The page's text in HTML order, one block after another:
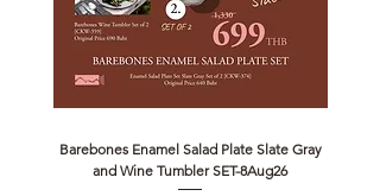
warranty
Barebones Enamel Salad Plate Slate Gray
and Wine Tumbler SET-8Aug26